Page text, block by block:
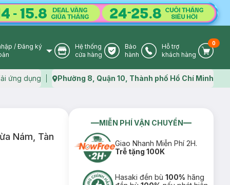
User Icon
/ Đăng ký
Store Icon
Hệ thống
cửa hàng
Warranty Icon
Bảo
hành
Phone Icon
Hỗ trợ
khách hàng
Cart
0
ứng dụng Map icon
Phường 8, Quận 10, Thành phố Hồ Chí Minh
Nám, Tàn
MIỄN PHÍ VẬN CHUYỂN
Giao Nhanh Miễn Phí 2H.
Trễ tặng 100K
Hasaki đền bù100% hãng